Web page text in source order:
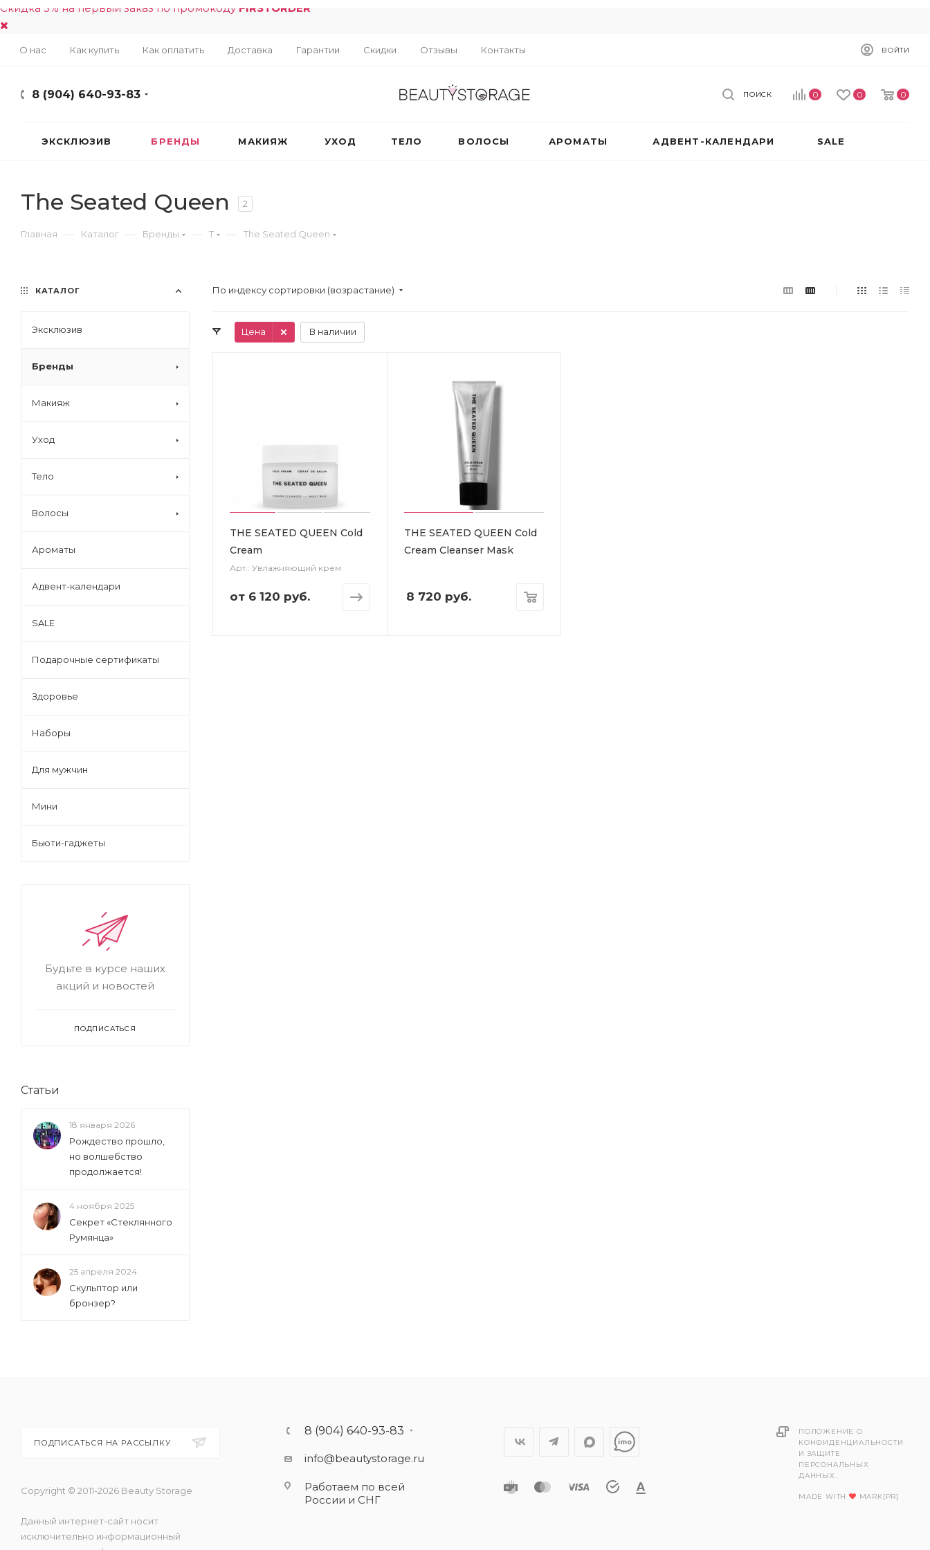
Скидка 5% на первый заказ по промокоду FIRSTORDER
О нас Как купить Как оплатить Доставка Гарантии Скидки Отзывы Контакты ВОЙТИ
8 (904) 640-93-83 0 0 0
ПОИСК
ЭКСКЛЮЗИВ БРЕНДЫ МАКИЯЖ УХОД ТЕЛО ВОЛОСЫ АРОМАТЫ АДВЕНТ-КАЛЕНДАРИ SALE
The Seated Queen 2
Главная — Каталог — Бренды — T — The Seated Queen
По индексу сортировки (возрастание)
Цена В наличии
THE SEATED QUEEN Cold
Cream
Арт.: Увлажняющий крем
от 6 120 руб.
THE SEATED QUEEN Cold
Cream Cleanser Mask
8 720 руб.
КАТАЛОГ
Эксклюзив
Бренды
Макияж
Уход
Тело
Волосы
Ароматы
Адвент-календари
SALE
Подарочные сертификаты
Здоровье
Наборы
Для мужчин
Мини
Бьюти-гаджеты
Будьте в курсе наших
акций и новостей
ПОДПИСАТЬСЯ
Статьи
18 января 2026
Рождество прошло,
но волшебство
продолжается!
4 ноября 2025
Секрет «Стеклянного
Румянца»
25 апреля 2024
Скульптор или
бронзер?
ПОДПИСАТЬСЯ НА РАССЫЛКУ
Copyright © 2011-2026 Beauty Storage
Данный интернет-сайт носит
исключительно информационный
8 (904) 640-93-83
info@beautystorage.ru
Работаем по всей
России и СНГ
ПОЛОЖЕНИЕ О
КОНФИДЕНЦИАЛЬНОСТИ
И ЗАЩИТЕ
ПЕРСОНАЛЬНЫХ
ДАННЫХ.
MADE WITH MARK[PR]